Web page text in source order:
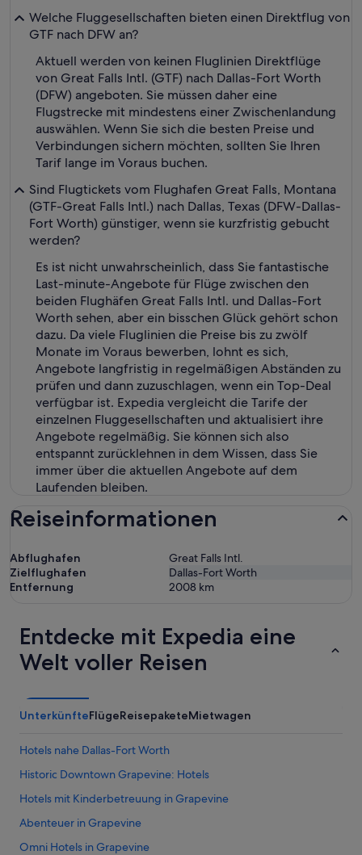
Welche Fluggesellschaften bieten einen Direktflug von
GTF nach DFW an?
Aktuell werden von keinen Fluglinien Direktflüge
von Great Falls Intl. (GTF) nach Dallas-Fort Worth
(DFW) angeboten. Sie müssen daher eine
Flugstrecke mit mindestens einer Zwischenlandung
auswählen. Wenn Sie sich die besten Preise und
Verbindungen sichern möchten, sollten Sie Ihren
Tarif lange im Voraus buchen.
Sind Flugtickets vom Flughafen Great Falls, Montana
(GTF-Great Falls Intl.) nach Dallas, Texas (DFW-Dallas-
Fort Worth) günstiger, wenn sie kurzfristig gebucht
werden?
Es ist nicht unwahrscheinlich, dass Sie fantastische
Last-minute-Angebote für Flüge zwischen den
beiden Flughäfen Great Falls Intl. und Dallas-Fort
Worth sehen, aber ein bisschen Glück gehört schon
dazu. Da viele Fluglinien die Preise bis zu zwölf
Monate im Voraus bewerben, lohnt es sich,
Angebote langfristig in regelmäßigen Abständen zu
prüfen und dann zuzuschlagen, wenn ein Top-Deal
verfügbar ist. Expedia vergleicht die Tarife der
einzelnen Fluggesellschaften und aktualisiert ihre
Angebote regelmäßig. Sie können sich also
entspannt zurücklehnen in dem Wissen, dass Sie
immer über die aktuellen Angebote auf dem
Laufenden bleiben.
Reiseinformationen
Abflughafen
Great Falls Intl.
Zielflughafen
Dallas-Fort Worth
Entfernung
2008 km
Entdecke mit Expedia eine
Welt voller Reisen
UnterkünfteFlügeReisepaketeMietwagen
Hotels nahe Dallas-Fort Worth
Historic Downtown Grapevine: Hotels
Hotels mit Kinderbetreuung in Grapevine
Abenteuer in Grapevine
Omni Hotels in Grapevine